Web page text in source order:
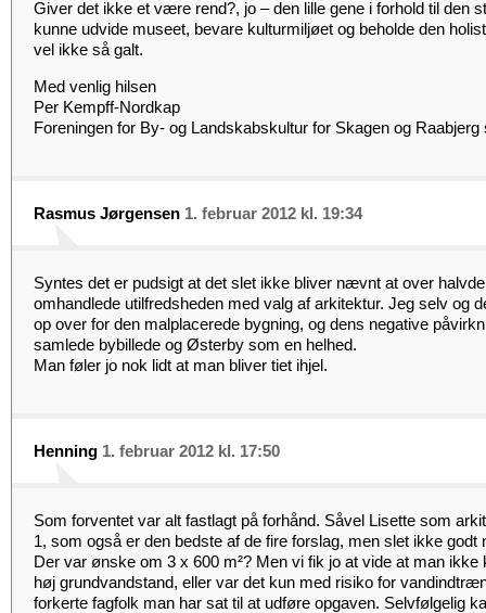
Giver det ikke et være rend?, jo – den lille gene i forhold til den
kunne udvide museet, bevare kulturmiljøet og beholde den
vel ikke så galt.
Med venlig hilsen
Per Kempff-Nordkap
Foreningen for By- og Landskabskultur for Skagen og Raabjerg
Rasmus Jørgensen 1. februar 2012 kl. 19:34
Syntes det er pudsigt at det slet ikke bliver nævnt at over
omhandlede utilfredsheden med valg af arkitektur. Jeg selv og
op over for den malplacerede bygning, og dens negative
samlede bybillede og Østerby som en helhed.
Man føler jo nok lidt at man bliver tiet ihjel.
Henning 1. februar 2012 kl. 17:50
Som forventet var alt fastlagt på forhånd. Såvel Lisette som
1, som også er den bedste af de fire forslag, men slet ikke godt
Der var ønske om 3 x 600 m²? Men vi fik jo at vide at man
høj grundvandstand, eller var det kun med risiko for
forkerte fagfolk man har sat til at udføre opgaven. Selvfølgelig